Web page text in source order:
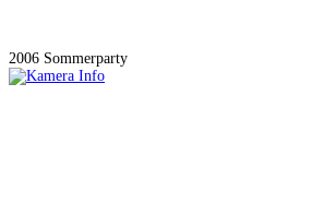
2006 Sommerparty